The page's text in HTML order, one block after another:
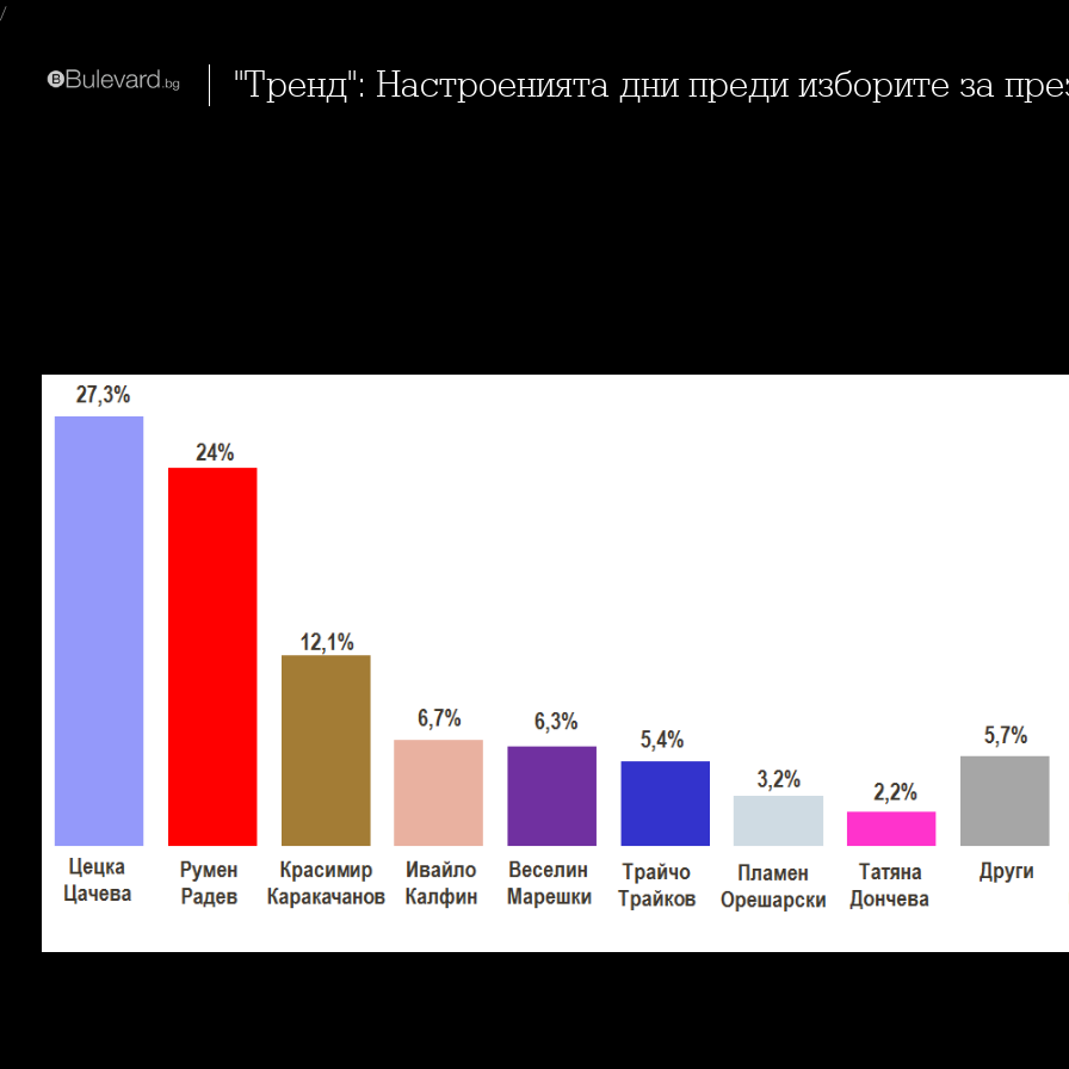
/
"Тренд": Настроенията дни преди изборите за